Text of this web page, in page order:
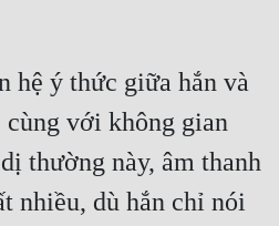
hệ ý thức giữa hắn và
với không gian
thường này, âm thanh
nhiều, dù hắn chỉ nói